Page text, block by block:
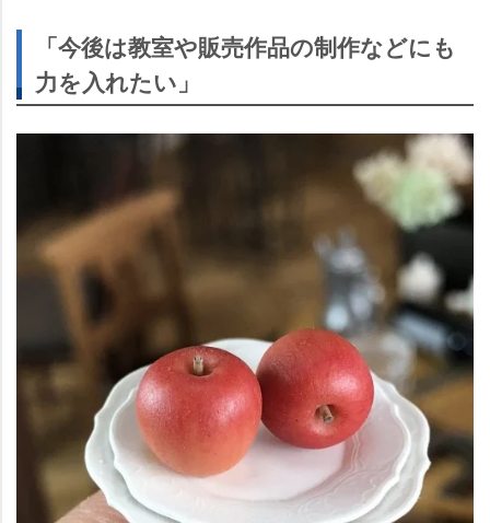
「今後は教室や販売作品の制作などにも
力を入れたい」